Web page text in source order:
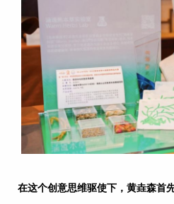
在这个创意思维驱使下，黄垚森首